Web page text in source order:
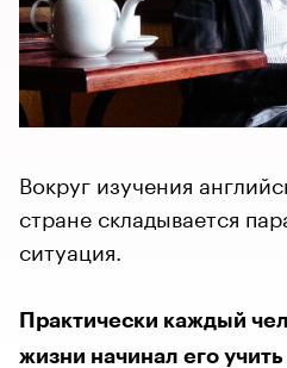
Вокруг изучения
стране складывается
ситуация.
Практически каждый
жизни начинал его